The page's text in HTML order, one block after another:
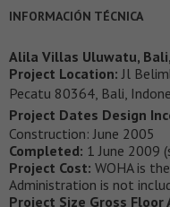
INFORMACIÓN TÉCNICA
Alila Villas Uluwatu,
Project Location: Jl
Pecatu 80364, Bali,
Project Dates Design
Construction: June 2005
Completed: 1 June 2009
Project Cost: WOHA is
Administration is not
Project Size Gross Floor